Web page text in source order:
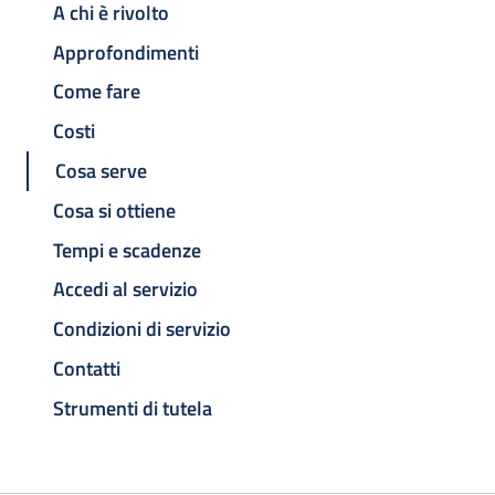
A chi è rivolto
Approfondimenti
Come fare
Costi
Cosa serve
Cosa si ottiene
Tempi e scadenze
Accedi al servizio
Condizioni di servizio
Contatti
Strumenti di tutela